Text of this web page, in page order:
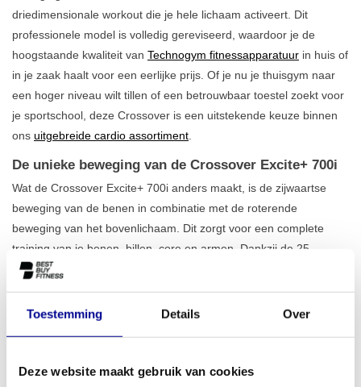
Toestemming Details Over
Deze website maakt gebruik van cookies
driedimensionale workout die je hele lichaam activeert. Dit
professionele model is volledig gereviseerd, waardoor je de
hoogstaande kwaliteit van Technogym fitnessapparatuur in huis of
in je zaak haalt voor een eerlijke prijs. Of je nu je thuisgym naar
een hoger niveau wilt tillen of een betrouwbaar toestel zoekt voor
je sportschool, deze Crossover is een uitstekende keuze binnen
ons uitgebreide cardio assortiment
De unieke beweging van de Crossover Excite+ 700i
Wat de Crossover Excite+ 700i anders maakt, is de zijwaartse
beweging van de benen in combinatie met de roterende
beweging van het bovenlichaam. Dit zorgt voor een complete
training van je benen, billen, core en armen. Dankzij de 25
weerstandsniveaus en 23 programma's pas je elke training
volledig zelfvoorzienend
en heeft geen externe stroombron
aanbod aan crosstrainersom de perfecte match voor jou te